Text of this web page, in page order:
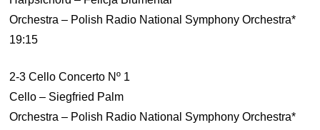
Orchestra – Polish Radio National Symphony Orchestra*
19:15
2-3 Cello Concerto Nº 1
Cello – Siegfried Palm
Orchestra – Polish Radio National Symphony Orchestra*